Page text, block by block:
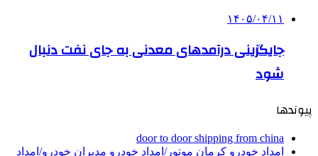
۱۴۰۵/۰۴/۱۱
جایگزینی درآمدهای معدنی به جای نفت دنبال
شود
پیوندها
door to door shipping from china
امداد خودرو کرمان موتور/امداد خودرو مدیران خودرو/امداد